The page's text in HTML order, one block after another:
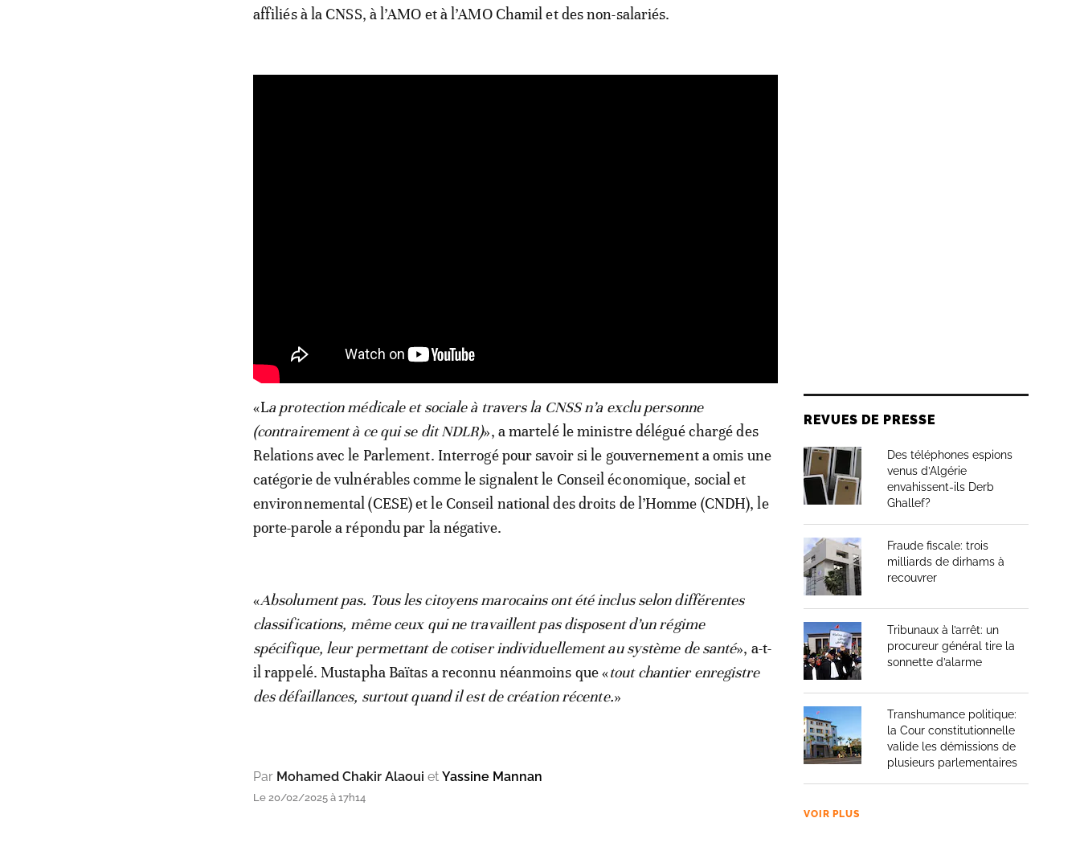
affiliés à la CNSS, à l’AMO et à l’AMO Chamil et des non-salariés.
«La protection médicale et sociale à travers la CNSS n’a exclu personne
(contrairement à ce qui se dit NDLR)», a martelé le ministre délégué chargé des
Relations avec le Parlement. Interrogé pour savoir si le gouvernement a omis une
catégorie de vulnérables comme le signalent le Conseil économique, social et
environnemental (CESE) et le Conseil national des droits de l’Homme (CNDH), le
porte-parole a répondu par la négative.
«Absolument pas. Tous les citoyens marocains ont été inclus selon différentes
classifications, même ceux qui ne travaillent pas disposent d’un régime
spécifique, leur permettant de cotiser individuellement au système de santé», a-t-
il rappelé. Mustapha Baïtas a reconnu néanmoins que «tout chantier enregistre
des défaillances, surtout quand il est de création récente.»
Par Mohamed Chakir Alaoui et Yassine Mannan
Le 20/02/2025 à 17h14
REVUES DE PRESSE
Des téléphones espions
venus d’Algérie
envahissent-ils Derb
Ghallef?
Fraude fiscale: trois
milliards de dirhams à
recouvrer
Tribunaux à l’arrêt: un
procureur général tire la
sonnette d’alarme
Transhumance politique:
la Cour constitutionnelle
valide les démissions de
plusieurs parlementaires
VOIR PLUS